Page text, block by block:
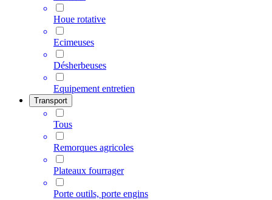
Houe rotative
Ecimeuses
Désherbeuses
Equipement entretien
Transport
Tous
Remorques agricoles
Plateaux fourrager
Porte outils, porte engins